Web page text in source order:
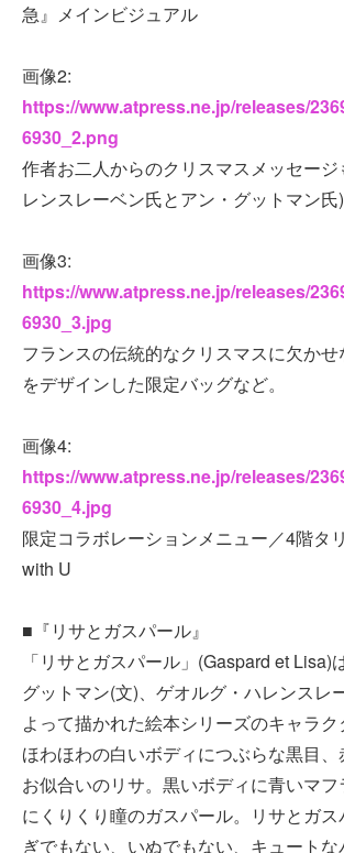
急』メインビジュアル
画像2:
https://www.atpress.ne.jp/releases/
6930_2.png
作者お二人からのクリスマスメッセー
レンスレーベン氏とアン・グットマン氏)
画像3:
https://www.atpress.ne.jp/releases/
6930_3.jpg
フランスの伝統的なクリスマスに欠かせ
をデザインした限定バッグなど。
画像4:
https://www.atpress.ne.jp/releases/
6930_4.jpg
限定コラボレーションメニュー／4階タ
with U
■『リサとガスパール』
「リサとガスパール」(Gaspard et Lisa)
グットマン(文)、ゲオルグ・ハレンスレ
よって描かれた絵本シリーズのキャラク
ほわほわの白いボディにつぶらな黒目
お似合いのリサ。黒いボディに青いマ
にくりくり瞳のガスパール。リサとガス
ぎでもない、いぬでもない、キュート